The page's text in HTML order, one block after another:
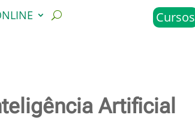
Cursos
Artificial